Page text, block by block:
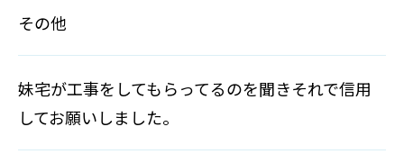
その他
妹宅が工事をしてもらってるのを聞きそれで信用
してお願いしました。